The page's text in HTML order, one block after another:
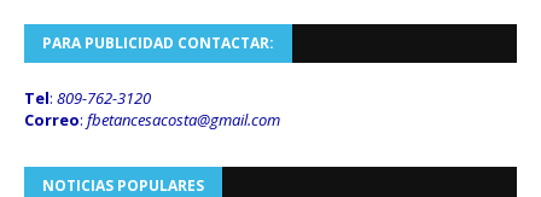
PARA PUBLICIDAD CONTACTAR:
Tel: 809-762-3120
Correo: fbetancesacosta@gmail.com
NOTICIAS POPULARES